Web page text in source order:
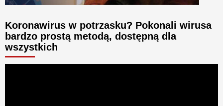
Koronawirus w potrzasku? Pokonali wirusa
bardzo prostą metodą, dostępną dla
wszystkich